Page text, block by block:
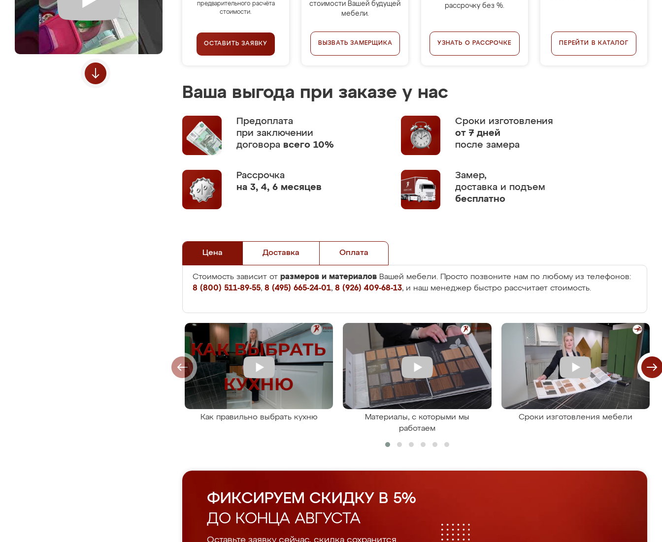
предварительного расчёта
стоимости.
ОСТАВИТЬ ЗАЯВКУ
стоимости Вашей будущей
мебели.
ВЫЗВАТЬ ЗАМЕРЩИКА
рассрочку без %.
УЗНАТЬ О РАССРОЧКЕ ПЕРЕЙТИ В КАТАЛОГ
Ваша выгода при заказе у нас
Предоплата
при заключении
договора всего 10%
Сроки изготовления
от 7 дней
после замера
Рассрочка
на 3, 4, 6 месяцев
Замер,
доставка и подъем
бесплатно
Цена Доставка Оплата
Стоимость зависит от размеров и материалов Вашей мебели. Просто позвоните нам по любому из телефонов:
8 (800) 511-89-55, 8 (495) 665-24-01, 8 (926) 409-68-13, и наш менеджер быстро рассчитает стоимость.
Как правильно выбрать кухню
Материалы, с которыми мы
работаем
Сроки изготовления мебели
ФИКСИРУЕМ СКИДКУ В 5%
ДО КОНЦА АВГУСТА
Оставьте заявку сейчас, скидка сохранится.